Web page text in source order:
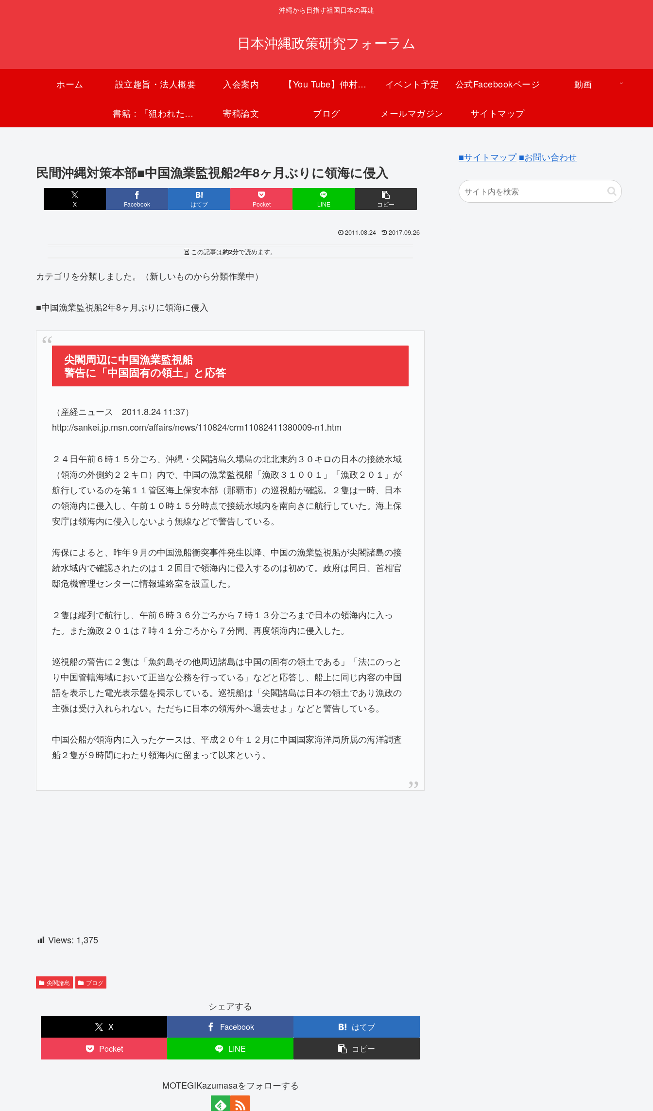
沖縄から目指す祖国日本の再建
日本沖縄政策研究フォーラム
ホーム 設立趣旨・法人概要 入会案内 【You Tube】仲村覚チャンネル イベント予定 公式Facebookページ 動画
書籍：「狙われた沖縄〜真実の沖縄史が日本を救う〜」 寄稿論文 ブログ メールマガジン サイトマップ
民間沖縄対策本部■中国漁業監視船2年8ヶ月ぶりに領海に侵入
X Facebook はてブ Pocket LINE コピー
2011.08.24 2017.09.26
この記事は約2分で読めます。
カテゴリを分類しました。（新しいものから分類作業中）
■中国漁業監視船2年8ヶ月ぶりに領海に侵入
尖閣周辺に中国漁業監視船
警告に「中国固有の領土」と応答
（産経ニュース 2011.8.24 11:37）
http://sankei.jp.msn.com/affairs/news/110824/crm11082411380009-n1.htm
２４日午前６時１５分ごろ、沖縄・尖閣諸島久場島の北北東約３０キロの日本の接続水域
（領海の外側約２２キロ）内で、中国の漁業監視船「漁政３１００１」「漁政２０１」が
航行しているのを第１１管区海上保安本部（那覇市）の巡視船が確認。２隻は一時、日本
の領海内に侵入し、午前１０時１５分時点で接続水域内を南向きに航行していた。海上保
安庁は領海内に侵入しないよう無線などで警告している。
海保によると、昨年９月の中国漁船衝突事件発生以降、中国の漁業監視船が尖閣諸島の接
続水域内で確認されたのは１２回目で領海内に侵入するのは初めて。政府は同日、首相官
邸危機管理センターに情報連絡室を設置した。
２隻は縦列で航行し、午前６時３６分ごろから７時１３分ごろまで日本の領海内に入っ
た。また漁政２０１は７時４１分ごろから７分間、再度領海内に侵入した。
巡視船の警告に２隻は「魚釣島その他周辺諸島は中国の固有の領土である」「法にのっと
り中国管轄海域において正当な公務を行っている」などと応答し、船上に同じ内容の中国
語を表示した電光表示盤を掲示している。巡視船は「尖閣諸島は日本の領土であり漁政の
主張は受け入れられない。ただちに日本の領海外へ退去せよ」などと警告している。
中国公船が領海内に入ったケースは、平成２０年１２月に中国国家海洋局所属の海洋調査
船２隻が９時間にわたり領海内に留まって以来という。
Views: 1,375
尖閣諸島 ブログ
シェアする
X Facebook
はてブ
Pocket
LINE コピー
MOTEGIKazumasaをフォローする
■サイトマップ ■お問い合わせ